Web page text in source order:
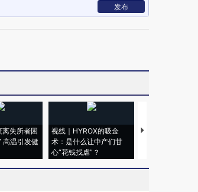
发布
失所者困
高温引发健
视线｜HYROX的吸金
术：是什么让中产们甘
心“花钱找虐”？
马航飞行员跨国